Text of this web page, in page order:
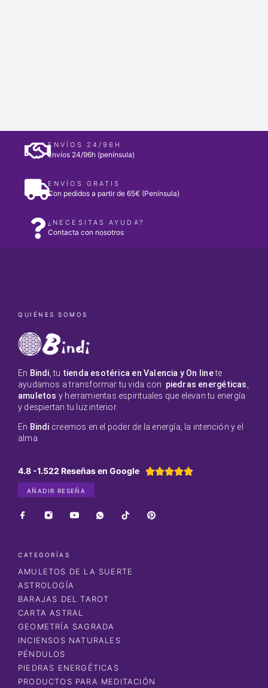
ENVÍOS 24/96H
Envíos 24/96h (península)
ENVÍOS GRATIS
Con pedidos a partir de 65€ (Península)
¿NECESITAS AYUDA?
Contacta con nosotros
QUIÉNES SOMOS
En Bindi , tu tienda esotérica en Valencia y On linete
ayudamos a transformar tu vida con piedras energéticas
amuletos y herramientas espirituales que elevan tu energía
y despiertan tu luz interior.
En Bindi creemos en el poder de la energía, la intención y el
alma
4.8 -1.522 Reseñas en Google 
AÑADIR RESEÑA
CATEGORÍAS
AMULETOS DE LA SUERTE
ASTROLOGÍA
BARAJAS DEL TAROT
CARTA ASTRAL
GEOMETRÍA SAGRADA
INCIENSOS NATURALES
PÉNDULOS
PIEDRAS ENERGÉTICAS
PRODUCTOS PARA MEDITACIÓN